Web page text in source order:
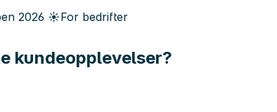
2026 ☀️For bedrifter
kundeopplevelser?